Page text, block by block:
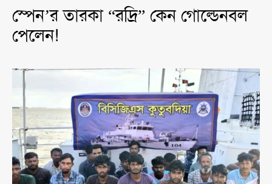
স্পেন’র তারকা “রদ্রি” কেন গোল্ডেনবল
পেলেন!